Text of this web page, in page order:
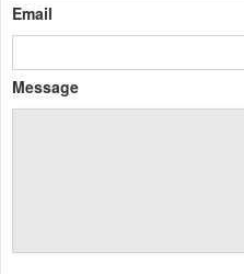
Email
Message